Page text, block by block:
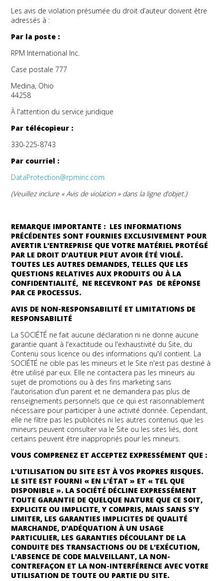
Les avis de violation présumée du droit d’auteur doivent être
adressés à :
Par la poste :
RPM International Inc.
Case postale 777
Medina, Ohio
44258
À l'attention du service juridique
Par télécopieur :
330-225-8743
Par courriel :
DataProtection@rpminc.com
(Veuillez inclure « Avis de violation » dans la ligne d’objet.)
REMARQUE IMPORTANTE : LES INFORMATIONS
PRÉCÉDENTES SONT FOURNIES EXCLUSIVEMENT POUR
AVERTIR L'ENTREPRISE QUE VOTRE MATÉRIEL PROTÉGÉ
PAR LE DROIT D'AUTEUR PEUT AVOIR ÉTÉ VIOLÉ.
TOUTES LES AUTRES DEMANDES, TELLES QUE LES
QUESTIONS RELATIVES AUX PRODUITS OU À LA
CONFIDENTIALITÉ, NE RECEVRONT PAS DE RÉPONSE
PAR CE PROCESSUS.
AVIS DE NON-RESPONSABILITÉ ET LIMITATIONS DE
RESPONSABILITÉ
La SOCIÉTÉ ne fait aucune déclaration ni ne donne aucune
garantie quant à l'exactitude ou l'exhaustivité du Site, du
Contenu sous licence ou des informations qu'il contient. La
SOCIÉTÉ ne cible pas les mineurs et le Site n'est pas destiné à
être utilisé par eux. Elle ne contactera pas les mineurs au
sujet de promotions ou à des fins marketing sans
l'autorisation d'un parent et ne demandera pas plus de
renseignements personnels que ce qui est raisonnablement
nécessaire pour participer à une activité donnée. Cependant,
elle ne filtre pas les publicités ni les autres contenus que les
mineurs peuvent consulter via le Site ou les sites liés, dont
certains peuvent être inappropriés pour les mineurs.
VOUS COMPRENEZ ET ACCEPTEZ EXPRESSÉMENT QUE :
L'UTILISATION DU SITE EST À VOS PROPRES RISQUES.
LE SITE EST FOURNI « EN L'ÉTAT » ET « TEL QUE
DISPONIBLE ». LA SOCIÉTÉ DÉCLINE EXPRESSÉMENT
TOUTE GARANTIE DE QUELQUE NATURE QUE CE SOIT,
EXPLICITE OU IMPLICITE, Y COMPRIS, MAIS SANS S'Y
LIMITER, LES GARANTIES IMPLICITES DE QUALITÉ
MARCHANDE, D'ADÉQUATION À UN USAGE
PARTICULIER, LES GARANTIES DÉCOULANT DE LA
CONDUITE DES TRANSACTIONS OU DE L'EXÉCUTION,
L'ABSENCE DE CODE MALVEILLANT, LA NON-
CONTREFAÇON ET LA NON-INTERFÉRENCE AVEC VOTRE
UTILISATION DE TOUTE OU PARTIE DU SITE.